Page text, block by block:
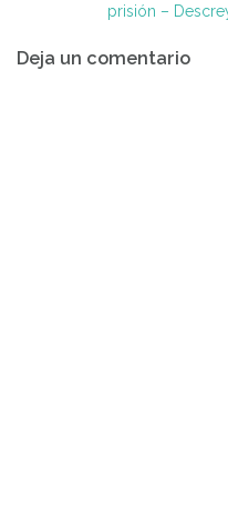
prisión –
Deja un comentario